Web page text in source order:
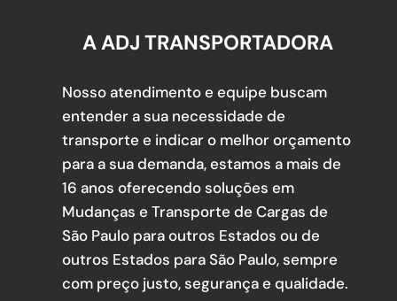
A ADJ TRANSPORTADORA
Nosso atendimento e equipe buscam
entender a sua necessidade de
transporte e indicar o melhor orçamento
para a sua demanda, estamos a mais de
16 anos oferecendo soluções em
Mudanças e Transporte de Cargas de
São Paulo para outros Estados ou de
outros Estados para São Paulo, sempre
com preço justo, segurança e qualidade.